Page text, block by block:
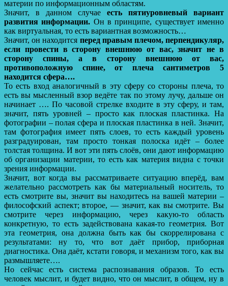
материи по информационным областям.
Значит, в данном случае есть пятиуровневый вариант
развития информации. Он в принципе, существует именно
как виртуальная, то есть вариантная возможность…
Значит, он находится перед правым плечом, перпендикуляр,
если провести в сторону внешнюю от вас, значит не в
сторону спины, а в сторону внешнюю от вас,
противоположную спине, от плеча сантиметров 5
находится сфера….
То есть вход аналогичный в эту сферу со стороны плеча, то
есть вы мысленный взор ведёте так по этому лучу, дальше он
начинает …. По часовой стрелке входите в эту сферу, и там,
значит, пять уровней – просто как плоская пластинка. На
фотографии – полая сфера и плоская пластинка в ней. Значит,
там фотография имеет пять слоев, то есть каждый уровень
разградуирован, там просто тонкая полоска идёт – более
толстая толщина. И вот эти пять слоёв, они дают информацию
об организации материи, то есть как материя видна с точки
зрения информации.
Значит, вот когда вы рассматриваете ситуацию вперёд, вам
желательно рассмотреть как бы материальный носитель, то
есть смотрите вы, значит вы находитесь на вашей материи –
философский аспект; второе, — значит, как вы смотрите. Вы
смотрите через информацию, через какую-то область
конкретную, то есть задействована какая-то геометрия. Вот
эта геометрия, она должна быть как бы скоррелирована с
результатами: ну то, что вот даёт прибор, приборная
диагностика. Она даёт, кстати говоря, и механизм того, как вы
размышляете….
Но сейчас есть система распознавания образов. То есть
человек мыслит, и будет видно, что он мыслит, в общем, ну в